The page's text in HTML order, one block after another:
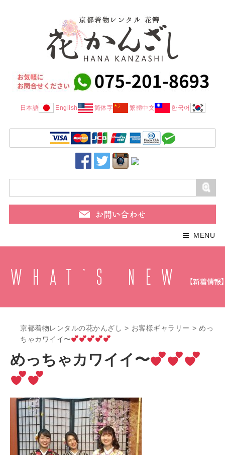
日本語 English 简体字 繁體中文 한국어
MENU
京都着物レンタルの花かんざし > お客様ギャラリー > めっ
ちゃカワイイ〜
めっちゃカワイイ〜